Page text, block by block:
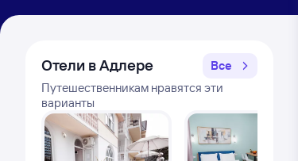
Отели в Адлере
Все
Путешественникам нравятся эти
варианты